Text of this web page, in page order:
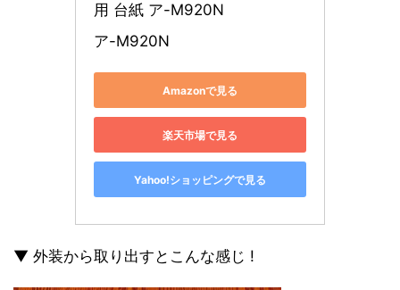
用 台紙 ア-M920N
ア-M920N
Amazonで見る
楽天市場で見る
Yahoo!ショッピングで見る
▼ 外装から取り出すとこんな感じ !